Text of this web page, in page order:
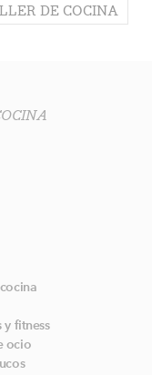
DE COCINA
y fitness
ocio